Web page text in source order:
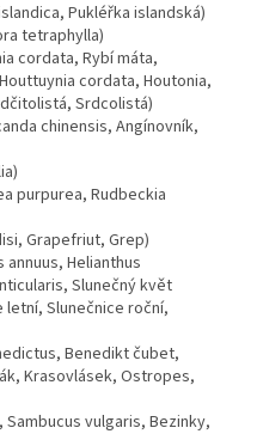
Pukléřka islandská)
tetraphylla)
cordata, Rybí máta,
cordata, Houtonia,
Srdcolistá)
chinensis, Angínovník,
purpurea, Rudbeckia
Grapefriut, Grep)
Helianthus
Slunečný květ
Slunečnice roční,
Benedikt čubet,
Krasovlásek, Ostropes,
vulgaris, Bezinky,